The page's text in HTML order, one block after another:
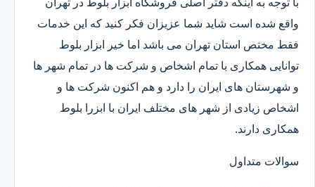
با توجه به اینکه دفتر اصلی فروشگاه ابزار بلوط در تهران
واقع شده است شاید شما عزیزان فکر کنید که این خدمات
فقط مختص استان تهران می باشد اما خیر ابزار بلوط
توانایی همکاری با تمام اشخاص و شرکت ها در تمام شهر ها
و شهرستان های ایران را دارد و هم اکنون شرکت ها و
اشخاص زیادی از شهر های مختلف ایران با ابزرا بلوط
همکاری دارند.
سوالات متداول